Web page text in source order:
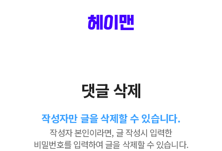
헤이맨
댓글 삭제
작성자만 글을 삭제할 수 있습니다.
작성자 본인이라면, 글 작성시 입력한
비밀번호를 입력하여 글을 삭제할 수 있습니다.